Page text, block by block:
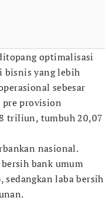
optimalisasi
bisnis yang lebih
sebesar
provision
triliun, tumbuh 20,07
nasional.
bersih bank umum
sedangkan laba bersih